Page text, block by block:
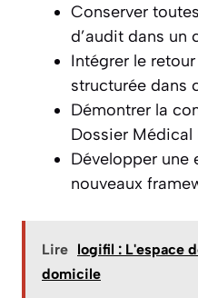
Conserver
d’audit dans
Intégrer le
structurée dans
Démontrer la
Dossier Médical
Développer une
nouveaux
Lire logifil : L'espace
domicile